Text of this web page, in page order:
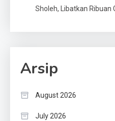
Sholeh, Libatkan Ribuan
Arsip
August 2026
July 2026